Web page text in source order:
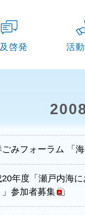
啓発
保全⽉間事業
解と魅⼒向上事業
の事業
活
瀬⼾内海環境
過去
ごみフォーラム 「
年度「瀬戸内海
」参加者募集